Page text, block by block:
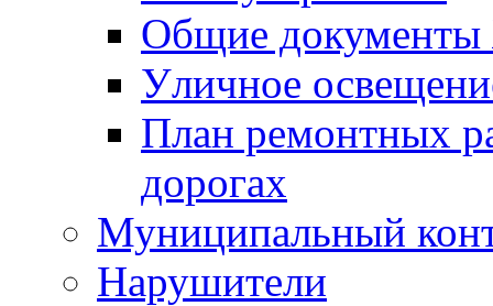
Общие
Уличное
План ремонтных
дорогах
Муниципальный
Нарушители